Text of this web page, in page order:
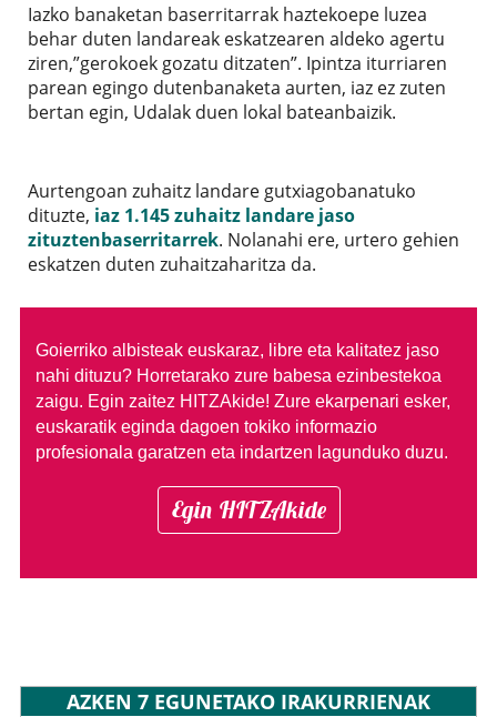
Iazko banaketan baserritarrak haztekoepe luzea
behar duten landareak eskatzearen aldeko agertu
ziren,”gerokoek gozatu ditzaten”. Ipintza iturriaren
parean egingo dutenbanaketa aurten, iaz ez zuten
bertan egin, Udalak duen lokal bateanbaizik.
Aurtengoan zuhaitz landare gutxiagobanatuko
dituzte, iaz 1.145 zuhaitz landare jaso
zituztenbaserritarrek. Nolanahi ere, urtero gehien
eskatzen duten zuhaitzaharitza da.
Goierriko albisteak euskaraz, libre eta kalitatez jaso
nahi dituzu? Horretarako zure babesa ezinbestekoa
zaigu. Egin zaitez HITZAkide! Zure ekarpenari esker,
euskaratik eginda dagoen tokiko informazio
profesionala garatzen eta indartzen lagunduko duzu.
Egin HITZAkide
AZKEN 7 EGUNETAKO IRAKURRIENAK